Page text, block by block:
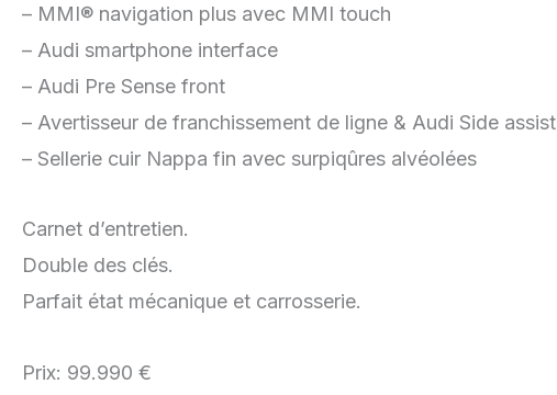
– MMI® navigation plus avec MMI touch
– Audi smartphone interface
– Audi Pre Sense front
– Avertisseur de franchissement de ligne & Audi Side assist
– Sellerie cuir Nappa fin avec surpiqûres alvéolées
Carnet d’entretien.
Double des clés.
Parfait état mécanique et carrosserie.
Prix: 99.990 €